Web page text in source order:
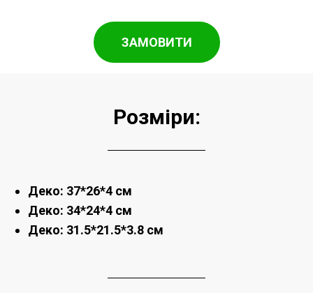
ЗАМОВИТИ
Розміри:
Деко: 37*26*4 см
Деко: 34*24*4 см
Деко: 31.5*21.5*3.8 см